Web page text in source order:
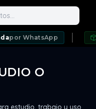
por WhatsApp
O
estudio, trabajo y uso